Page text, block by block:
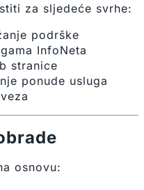
za sljedeće svrhe:
podrške
InfoNeta
stranice
ponude usluga
osnovu: